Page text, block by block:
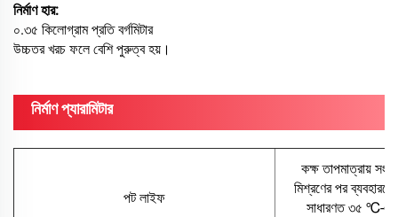
নির্মাণ হার:
০.৩৫ কিলোগ্রাম প্রতি বর্গমিটার
উচ্চতর খরচ ফলে বেশি পুরুত্ব হয়।
নির্মাণ প্যারামিটার
পট লাইফ
কক্ষ তাপমাত্রায়
মিশ্রণের পর
সাধারণত ৩৫ ℃-